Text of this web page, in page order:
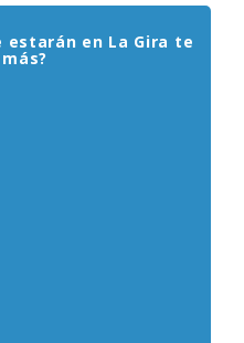
en La Gira te